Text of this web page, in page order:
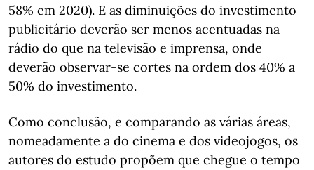
58% em 2020). E as diminuições do investimento
publicitário deverão ser menos acentuadas na
rádio do que na televisão e imprensa, onde
deverão observar-se cortes na ordem dos 40% a
50% do investimento.
Como conclusão, e comparando as várias áreas,
nomeadamente a do cinema e dos videojogos, os
autores do estudo propõem que chegue o tempo